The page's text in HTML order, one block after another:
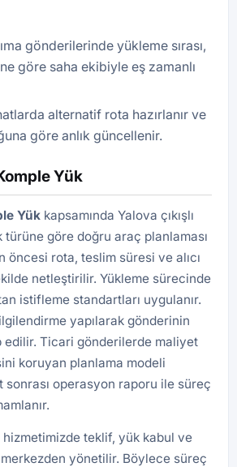
gönderilerinde yükleme sırası,
göre saha ekibiyle eş zamanlı
alternatif rota hazırlanır ve
göre anlık güncellenir.
Yük
Yük kapsamında Yalova çıkışlı
göre doğru araç planlaması
öncesi rota, teslim süresi ve alıcı
netleştirilir. Yükleme sürecinde
istifleme standartları uygulanır.
yapılarak gönderinin
edilir. Ticari gönderilerde maliyet
koruyan planlama modeli
sonrası operasyon raporu ile süreç
hizmetimizde teklif, yük kabul ve
merkezden yönetilir. Böylece süreç